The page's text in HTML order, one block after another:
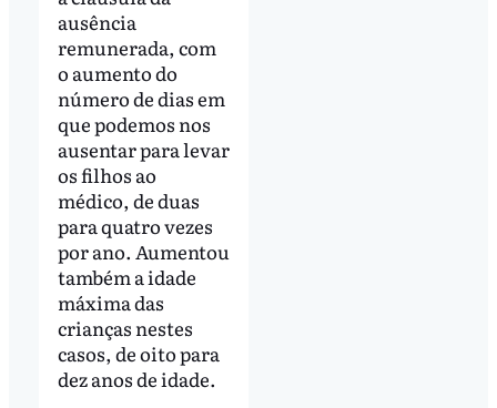
ausência
remunerada, com
o aumento do
número de dias em
que podemos nos
ausentar para levar
os filhos ao
médico, de duas
para quatro vezes
por ano. Aumentou
também a idade
máxima das
crianças nestes
casos, de oito para
dez anos de idade.